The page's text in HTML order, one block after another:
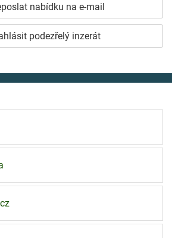
nabídku na e-mail
podezřelý inzerát